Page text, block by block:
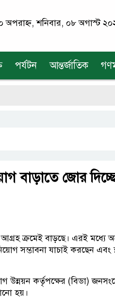
অপরাহ্ন, শনিবার, ০৮ অগাস্ট
পর্যটন আন্তর্জাতিক
বাড়াতে জোর
আগ্রহ ক্রমেই বাড়ছে। এরই মধ্যে
সম্ভাবনা যাচাই করছেন এবং
উন্নয়ন কর্তৃপক্ষের (বিডা)
হয়।